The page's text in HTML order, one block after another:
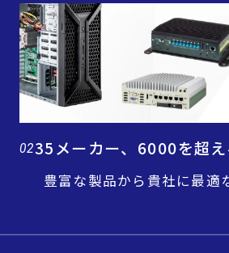
0235メーカー、6000を超
豊富な製品から貴社に最適